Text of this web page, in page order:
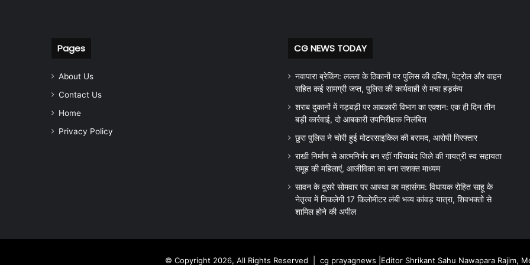
Pages
About Us
Contact Us
Home
Privacy Policy
CG NEWS TODAY
नवापारा ब्रेकिंग: लल्ला के ठिकानों पर पुलिस की दबिश, पेट्रोल और वाहन
सहित कई सामग्री जप्त, पुलिस की कार्यवाही से मचा हड़कंप
शराब दुकानों में गड़बड़ी पर आबकारी विभाग का एक्शन: एक ही दिन तीन
बड़ी कार्रवाई, दो आबकारी उपनिरीक्षक निलंबित
छुरा पुलिस ने चोरी हुई मोटरसाइकिल की बरामद, आरोपी गिरफ्तार
राखी निर्माण से आत्मनिर्भर बन रहीं गरियाबंद जिले की गायत्री स्व सहायता
समूह की महिलाएं, आजीविका का बना सशक्त माध्यम
सावन के दूसरे सोमवार पर आस्था का महासंगम: विधायक रोहित साहू के
नेतृत्व में निकलेगी 17 किलोमीटर लंबी भव्य कांवड़ यात्रा, शिवभक्तों से
शामिल होने की अपील
© Copyright 2026, All Rights Reserved | cg prayagnews |Editor Shrikant Sahu Nawapara Rajim,